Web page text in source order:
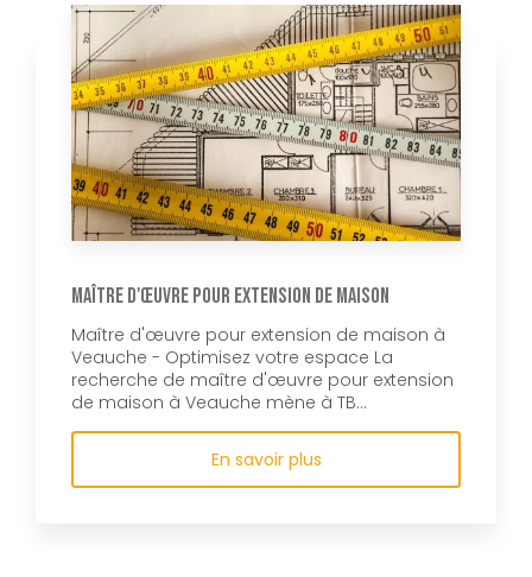
Maître d'œuvre pour extension de maison
Maître d'œuvre pour extension de maison à
Veauche - Optimisez votre espace La
recherche de maître d'œuvre pour extension
de maison à Veauche mène à TB...
En savoir plus